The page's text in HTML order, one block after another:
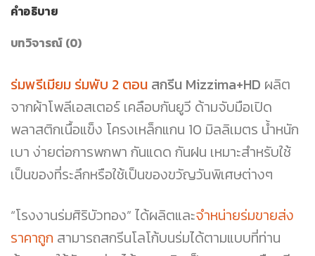
คำอธิบาย
บทวิจารณ์ (0)
ร่มพรีเมียม ร่มพับ 2 ตอน สกรีน Mizzima+HD ผลิต
จากผ้าโพลีเอสเตอร์ เคลือบกันยูวี ด้ามจับมือเปิด
พลาสติกเนื้อแข็ง โครงเหล็กแกน 10 มิลลิเมตร น้ำหนัก
เบา ง่ายต่อการพกพา กันแดด กันฝน เหมาะสำหรับใช้
เป็นของที่ระลึกหรือใช้เป็นของขวัญวันพิเศษต่างๆ
“โรงงานร่มศิริบัวทอง” ได้ผลิตและจำหน่ายร่มขายส่ง
ราคาถูก สามารถสกรีนโลโก้บนร่มได้ตามแบบที่ท่าน